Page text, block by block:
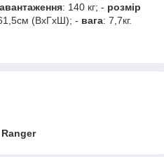
: 140 кг; - розмір
(ВхГхШ); - вага: 7,7кг.
Ranger